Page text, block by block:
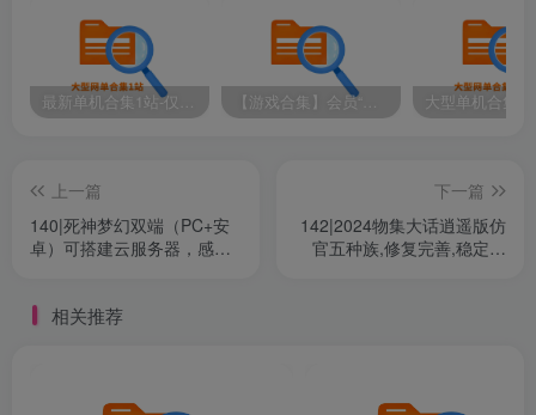
最新单机合集1站-仅本站用户可下载（直链满速下载） 【游戏合集】会员“知己”分享 1T网游单机大合集 某宝购买收集 带架设教程视频(部分免虚拟机一键端 )
上一篇
140|死神梦幻双端（PC+安
卓）可搭建云服务器，感兴
下一篇
142|2024物集大话逍遥版仿
官五种族,修复完善,稳定高
相关推荐